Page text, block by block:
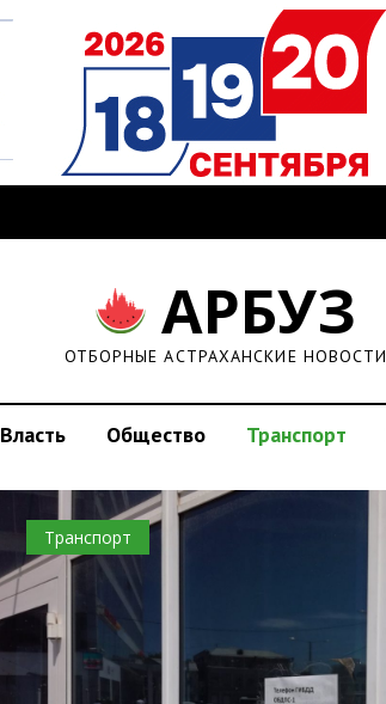
АРБУЗ
ОТБОРНЫЕ АСТРАХАНСКИЕ НОВОСТИ
Власть Общество Транспорт
Транспорт